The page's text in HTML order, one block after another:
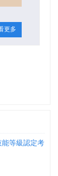
更多
能等級認定考